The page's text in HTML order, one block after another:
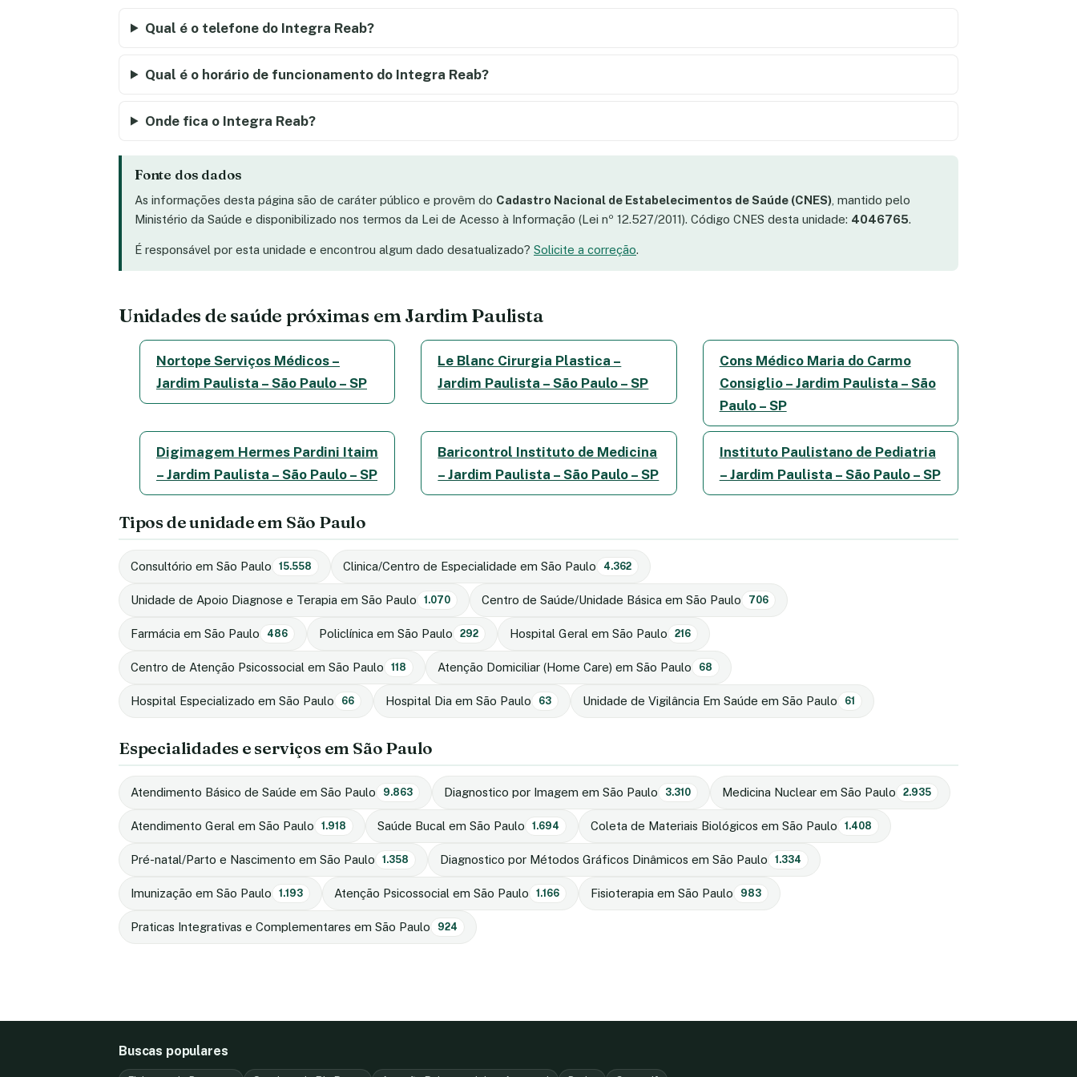
Qual é o telefone do Integra Reab?
Qual é o horário de funcionamento do Integra Reab?
Onde fica o Integra Reab?
Fonte dos dados
As informações desta página são de caráter público e provêm do Cadastro Nacional de Estabelecimentos de Saúde (CNES) , mantido pelo
Ministério da Saúde e disponibilizado nos termos da Lei de Acesso à Informação (Lei nº 12.527/2011). Código CNES desta unidade: 4046765.
É responsável por esta unidade e encontrou algum dado desatualizado? Solicite a correção.
Unidades de saúde próximas em Jardim Paulista
Nortope Serviços Médicos –
Jardim Paulista – São Paulo – SP
Le Blanc Cirurgia Plastica –
Jardim Paulista – São Paulo – SP
Cons Médico Maria do Carmo
Consiglio – Jardim Paulista – São
Paulo – SP
Digimagem Hermes Pardini Itaim
– Jardim Paulista – São Paulo – SP
Baricontrol Instituto de Medicina
– Jardim Paulista – São Paulo – SP
Instituto Paulistano de Pediatria
– Jardim Paulista – São Paulo – SP
Tipos de unidade em São Paulo
Consultório em São Paulo 15.558 Clinica/Centro de Especialidade em São Paulo 4.362
Unidade de Apoio Diagnose e Terapia em São Paulo 1.070 Centro de Saúde/Unidade Básica em São Paulo 706
Farmácia em São Paulo 486 Policlínica em São Paulo 292 Hospital Geral em São Paulo 216
Centro de Atenção Psicossocial em São Paulo 118 Atenção Domiciliar (Home Care) em São Paulo 68
Hospital Especializado em São Paulo 66 Hospital Dia em São Paulo 63 Unidade de Vigilância Em Saúde em São Paulo 61
Especialidades e serviços em São Paulo
Atendimento Básico de Saúde em São Paulo 9.863 Diagnostico por Imagem em São Paulo 3.310 Medicina Nuclear em São Paulo 2.935
Atendimento Geral em São Paulo 1.918 Saúde Bucal em São Paulo 1.694 Coleta de Materiais Biológicos em São Paulo 1.408
Pré-natal/Parto e Nascimento em São Paulo 1.358 Diagnostico por Métodos Gráficos Dinâmicos em São Paulo 1.334
Imunização em São Paulo 1.193 Atenção Psicossocial em São Paulo 1.166 Fisioterapia em São Paulo 983
Praticas Integrativas e Complementares em São Paulo 924
Buscas populares